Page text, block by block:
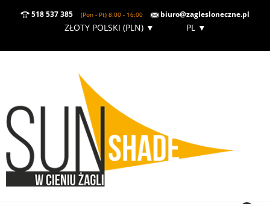
518 537 385 (Pon - Pt) 8:00 - 16:00 biuro@zaglesloneczne.pl
ZŁOTY POLSKI (PLN)▼ PL ▼